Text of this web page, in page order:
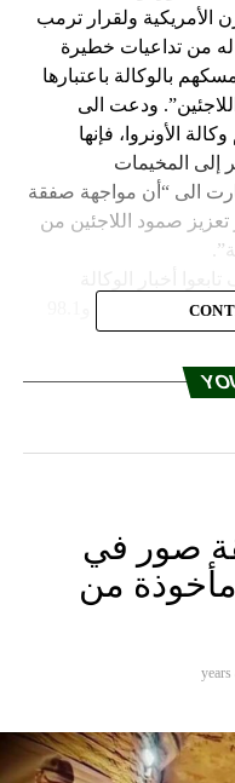
الأمريكية ولقرار ترمب
له من تداعيات خطيرة
بالوكالة باعتبارها
ودعت الى
الأونروا، فإنها
إلى المخيمات
الى “أن مواجهة صفقة
صمود اللاجئين من
صور في
نفق “عماد 4” مأخوذة من